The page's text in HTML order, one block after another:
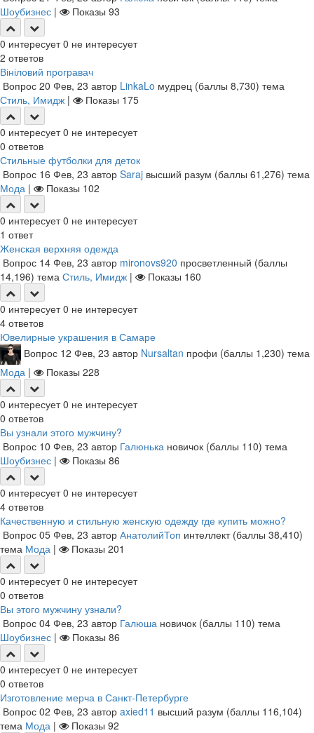
Шоубизнес | Показы 93
0 интересует 0 не интересует
2 ответов
Вініловий програвач
Вопрос 20 Фев, 23 автор LinkaLo мудрец (баллы 8,730) тема
Стиль, Имидж | Показы 175
0 интересует 0 не интересует
0 ответов
Стильные футболки для деток
Вопрос 16 Фев, 23 автор Saraj высший разум (баллы 61,276) тема
Мода | Показы 102
0 интересует 0 не интересует
1 ответ
Женская верхняя одежда
Вопрос 14 Фев, 23 автор mironovs920 просветленный (баллы
14,196) тема Стиль, Имидж | Показы 160
0 интересует 0 не интересует
4 ответов
Ювелирные украшения в Самаре
Вопрос 12 Фев, 23 автор Nursaltan профи (баллы 1,230) тема
Мода | Показы 228
0 интересует 0 не интересует
0 ответов
Вы узнали этого мужчину?
Вопрос 10 Фев, 23 автор Галюнька новичок (баллы 110) тема
Шоубизнес | Показы 86
0 интересует 0 не интересует
4 ответов
Качественную и стильную женскую одежду где купить можно?
Вопрос 05 Фев, 23 автор АнатолийТоп интеллект (баллы 38,410)
тема Мода | Показы 201
0 интересует 0 не интересует
0 ответов
Вы этого мужчину узнали?
Вопрос 04 Фев, 23 автор Галюша новичок (баллы 110) тема
Шоубизнес | Показы 86
0 интересует 0 не интересует
0 ответов
Изготовление мерча в Санкт-Петербурге
Вопрос 02 Фев, 23 автор axied11 высший разум (баллы 116,104)
тема Мода | Показы 92